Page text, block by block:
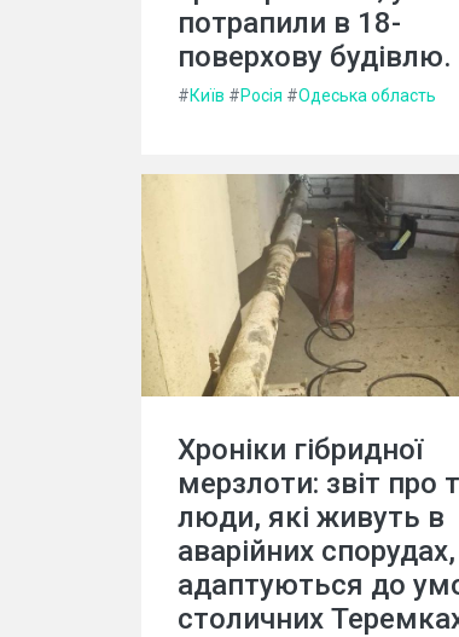
потрапили в 18-
поверхову будівлю.
#Київ #Росія #Одеська область
Хроніки гібридної
мерзлоти: звіт про
люди, які живуть в
аварійних спорудах,
адаптуються до
столичних